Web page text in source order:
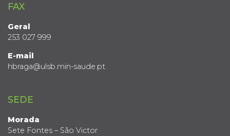
FAX
Geral
253 027 999
E-mail
hbraga@ulsb.min-saude.pt
SEDE
Morada
Sete Fontes – São Victor